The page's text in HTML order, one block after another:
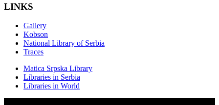
LINKS
Gallery
Kobson
National Library of Serbia
Traces
Matica Srpska Library
Libraries in Serbia
Libraries in World